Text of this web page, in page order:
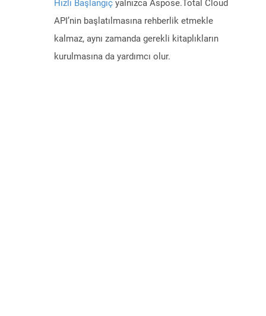
Hızlı Başlangıç yalnızca Aspose.Total Cloud
API’nin başlatılmasına rehberlik etmekle
kalmaz, aynı zamanda gerekli kitaplıkların
kurulmasına da yardımcı olur.